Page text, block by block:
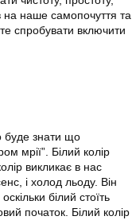
на наше самопочуття та
спробувати включити
буде знати що
мрії”. Білий колір
викликає в нас
і холод льоду. Він
білий стоїть
початок. Білий колір